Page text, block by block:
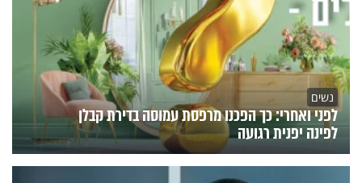
נשים
לפני ואחרי: כך הפכנו מרפסת עמוסה בדירת קבלן
לפינה יפנית רגועה